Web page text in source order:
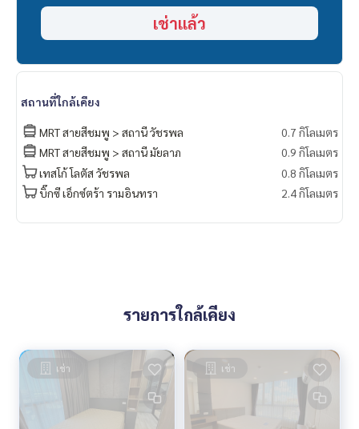
เช่าแล้ว
สถานที่ใกล้เคียง
MRT สายสีชมพู > สถานี วัชรพล
0.7 กิโลเมตร
MRT สายสีชมพู > สถานี มัยลาภ
0.9 กิโลเมตร
เทสโก้ โลตัส วัชรพล
0.8 กิโลเมตร
บิ๊กซี เอ็กซ์ตร้า รามอินทรา
2.4 กิโลเมตร
รายการใกล้เคียง
เช่า เช่า